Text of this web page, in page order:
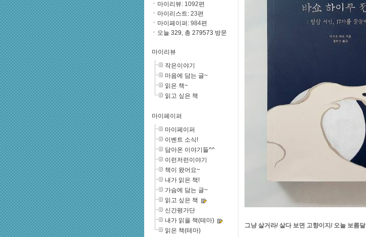
마이리뷰: 1092편
마이리스트: 23편
마이페이퍼: 984편
오늘 329, 총 279573 방문
마이리뷰
작은이야기
마음에 담는 글~
읽은 책~
읽고 싶은 책
마이페이퍼
마이페이퍼
이벤트 소식!
담아온 이야기들^^
이런저런이야기
책이 왔어요~
내가 읽은 책!
가슴에 담는 글~
읽고 싶은 책
신간평가단
내가 읽을 책(테마)
읽은 책(테마)
그냥 살거라/ 살다 보면 고향이지/ 오늘 보름달